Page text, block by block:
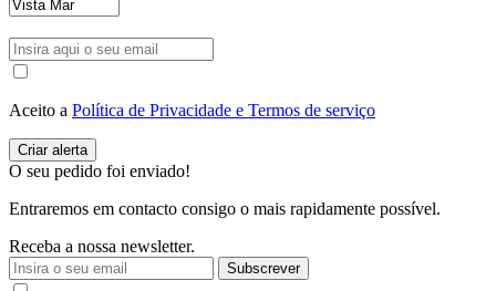
Aceito a Política de Privacidade e Termos de serviço
O seu pedido foi enviado!
Entraremos em contacto consigo o mais rapidamente possível.
Receba a nossa newsletter.
Subscrever